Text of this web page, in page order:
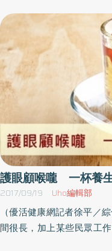
值得注意除了藍莓、巴西
（Maqui Berry）也廣
（Anthocyanidin），有助
物多酚，紅酒裡內含的多
可以讓血液循環更為順暢
花菜等蔬菜中的葉黃素（
良好的抗氧化作用，也能
預防白內障、青光眼、老
視網膜、大腦聯繫更通暢
養素DHA。沙丁魚、鯖
DHA，其實這種脂肪酸也
習慣，有助於讓連接視網
很難在三餐中均衡攝取這
眼部需要的養分。從早上
響這些問題的答案都和飲
徵。減少醣類（碳水化合
覺得最近看東西時眼睛有
我發現，他的飲食生活相
靠拉麵解決，這很明顯的
子。如此不均衡的飲食，
以我的處方就是除了調
慣。結果過了3週左右，症
引發糖尿病另外，我之前
為也讓我感到驚訝。他在
上就是一直看漫畫配洋芋
持續這種生活習慣，一定
青春期而且有在運動的
事。年輕人的身體可以在
人就不能這樣吃了。因為
護眼顧喉嚨 一杯養
2017/09/19 Uho編輯部
（優活健康網記者徐平／
間很長，加上某些民眾工